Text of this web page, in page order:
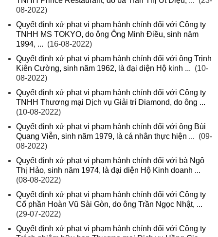
08-2022)
Quyết định xử phạt vi phạm hành chính đối với Công ty
TNHH MS TOKYO, do ông Ông Minh Điều, sinh năm
1994, ... (16-08-2022)
Quyết định xử phạt vi phạm hành chính đối với ông Trịnh
Kiên Cường, sinh năm 1962, là đại diện Hộ kinh ... (10-
08-2022)
Quyết định xử phạt vi phạm hành chính đối với Công ty
TNHH Thương mại Dịch vụ Giải trí Diamond, do ông ...
(10-08-2022)
Quyết định xử phạt vi phạm hành chính đối với ông Bùi
Quang Viễn, sinh năm 1979, là cá nhân thực hiện ... (09-
08-2022)
Quyết định xử phạt vi phạm hành chính đối với bà Ngô
Thị Hảo, sinh năm 1974, là đại diện Hộ Kinh doanh ...
(08-08-2022)
Quyết định xử phạt vi phạm hành chính đối với Công ty
Cổ phần Hoàn Vũ Sài Gòn, do ông Trần Ngọc Nhật, ...
(29-07-2022)
Quyết định xử phạt vi phạm hành chính đối với Công ty